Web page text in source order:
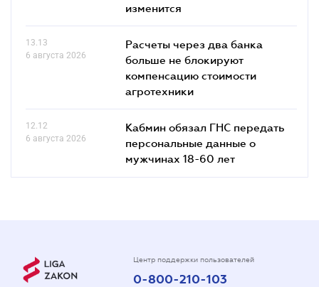
изменится
13.13
6 августа 2026
Расчеты через два банка
больше не блокируют
компенсацию стоимости
агротехники
12.12
6 августа 2026
Кабмин обязал ГНС передать
персональные данные о
мужчинах 18-60 лет
Центр поддержки пользователей
0-800-210-103